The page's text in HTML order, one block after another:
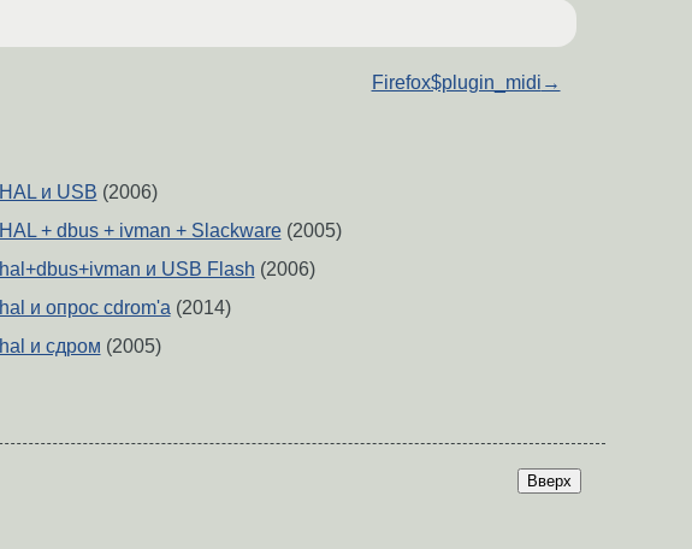
Firefox$plugin_midi →
HAL и USB (2006)
HAL + dbus + ivman + Slackware(2005)
hal+dbus+ivman и USB Flash (2006)
hal и опрос cdrom'a(2014)
hal и сдром (2005)
Вверх